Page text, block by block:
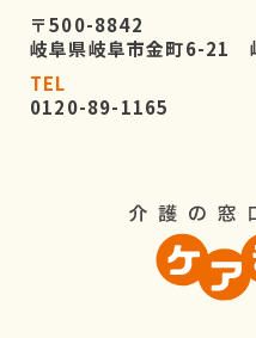
〒500-8842
岐阜県岐阜市金町6-21
TEL
0120-89-1165